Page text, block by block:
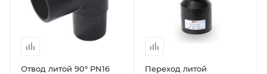
Отвод литой 90° PN16
Переход литой